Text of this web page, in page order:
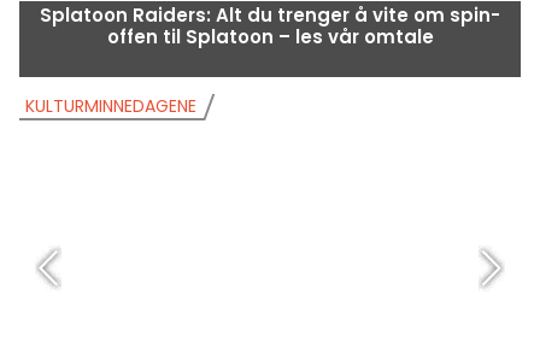
Splatoon Raiders: Alt du trenger å vite om spin-
offen til Splatoon – les vår omtale
KULTURMINNEDAGENE